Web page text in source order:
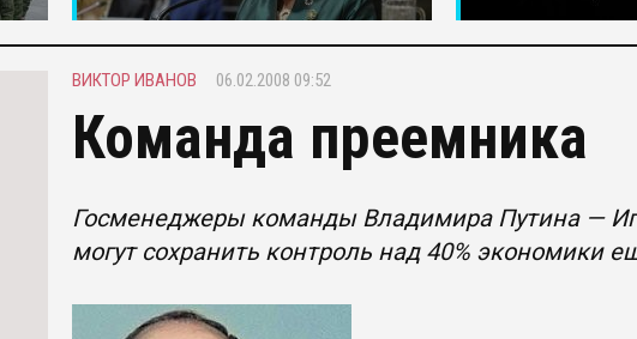
ВИКТОР ИВАНОВ 06.02.2008 09:52
Команда преемника
Госменеджеры команды Владимира Путина —
могут сохранить контроль над 40% экономики